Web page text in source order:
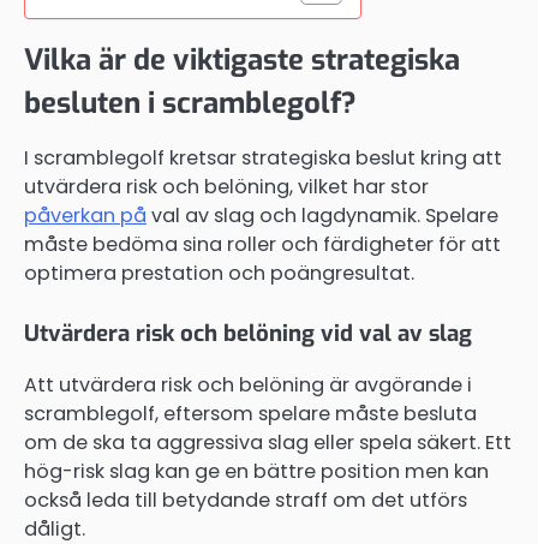
Vilka är de viktigaste strategiska
besluten i scramblegolf?
I scramblegolf kretsar strategiska beslut kring att
utvärdera risk och belöning, vilket har stor
påverkan på val av slag och lagdynamik. Spelare
måste bedöma sina roller och färdigheter för att
optimera prestation och poängresultat.
Utvärdera risk och belöning vid val av slag
Att utvärdera risk och belöning är avgörande i
scramblegolf, eftersom spelare måste besluta
om de ska ta aggressiva slag eller spela säkert. Ett
hög-risk slag kan ge en bättre position men kan
också leda till betydande straff om det utförs
dåligt.